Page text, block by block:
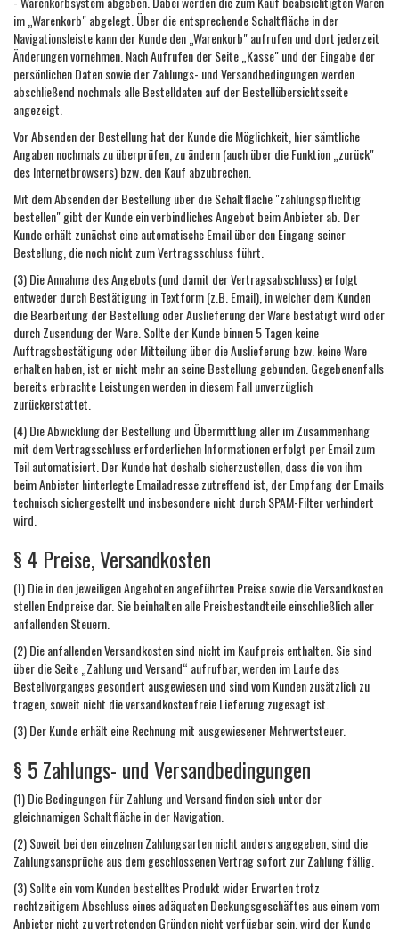
im „Warenkorb" abgelegt. Über die entsprechende Schaltfläche in der
Navigationsleiste kann der Kunde den „Warenkorb" aufrufen und dort jederzeit
Änderungen vornehmen. Nach Aufrufen der Seite „Kasse" und der Eingabe der
persönlichen Daten sowie der Zahlungs- und Versandbedingungen werden
abschließend nochmals alle Bestelldaten auf der Bestellübersichtsseite
angezeigt.
Vor Absenden der Bestellung hat der Kunde die Möglichkeit, hier sämtliche
Angaben nochmals zu überprüfen, zu ändern (auch über die Funktion „zurück"
des Internetbrowsers) bzw. den Kauf abzubrechen.
Mit dem Absenden der Bestellung über die Schaltfläche "zahlungspflichtig
bestellen" gibt der Kunde ein verbindliches Angebot beim Anbieter ab. Der
Kunde erhält zunächst eine automatische Email über den Eingang seiner
Bestellung, die noch nicht zum Vertragsschluss führt.
(3) Die Annahme des Angebots (und damit der Vertragsabschluss) erfolgt
entweder durch Bestätigung in Textform (z.B. Email), in welcher dem Kunden
die Bearbeitung der Bestellung oder Auslieferung der Ware bestätigt wird oder
durch Zusendung der Ware. Sollte der Kunde binnen 5 Tagen keine
Auftragsbestätigung oder Mitteilung über die Auslieferung bzw. keine Ware
erhalten haben, ist er nicht mehr an seine Bestellung gebunden. Gegebenenfalls
bereits erbrachte Leistungen werden in diesem Fall unverzüglich
zurückerstattet.
(4) Die Abwicklung der Bestellung und Übermittlung aller im Zusammenhang
mit dem Vertragsschluss erforderlichen Informationen erfolgt per Email zum
Teil automatisiert. Der Kunde hat deshalb sicherzustellen, dass die von ihm
beim Anbieter hinterlegte Emailadresse zutreffend ist, der Empfang der Emails
technisch sichergestellt und insbesondere nicht durch SPAM-Filter verhindert
wird.
§ 4 Preise, Versandkosten
(1) Die in den jeweiligen Angeboten angeführten Preise sowie die Versandkosten
stellen Endpreise dar. Sie beinhalten alle Preisbestandteile einschließlich aller
anfallenden Steuern.
(2) Die anfallenden Versandkosten sind nicht im Kaufpreis enthalten. Sie sind
über die Seite „Zahlung und Versand“ aufrufbar, werden im Laufe des
Bestellvorganges gesondert ausgewiesen und sind vom Kunden zusätzlich zu
tragen, soweit nicht die versandkostenfreie Lieferung zugesagt ist.
(3) Der Kunde erhält eine Rechnung mit ausgewiesener Mehrwertsteuer.
§ 5 Zahlungs- und Versandbedingungen
(1) Die Bedingungen für Zahlung und Versand finden sich unter der
gleichnamigen Schaltfläche in der Navigation.
(2) Soweit bei den einzelnen Zahlungsarten nicht anders angegeben, sind die
Zahlungsansprüche aus dem geschlossenen Vertrag sofort zur Zahlung fällig.
(3) Sollte ein vom Kunden bestelltes Produkt wider Erwarten trotz
rechtzeitigem Abschluss eines adäquaten Deckungsgeschäftes aus einem vom
Anbieter nicht zu vertretenden Gründen nicht verfügbar sein, wird der Kunde